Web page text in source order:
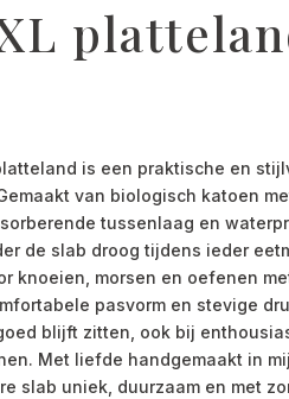
is een praktische en
van biologisch katoen
tussenlaag en
de slab droog tijdens ieder
knoeien, morsen en oefenen
pasvorm en stevige
blijft zitten, ook bij
Met liefde handgemaakt in
slab uniek, duurzaam en met